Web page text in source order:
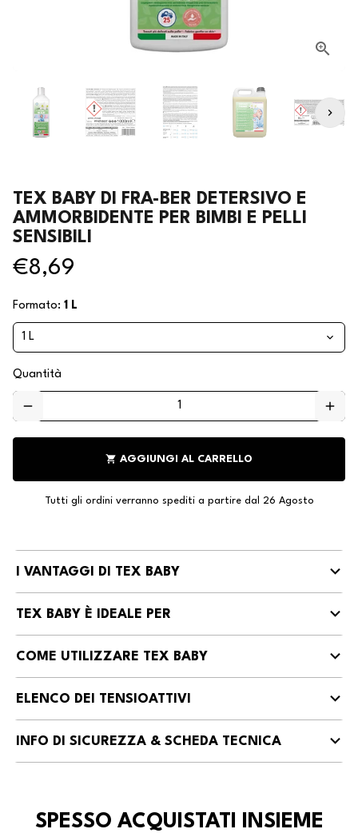
TEX BABY DI FRA-BER DETERSIVO E
AMMORBIDENTE PER BIMBI E PELLI
SENSIBILI
€8,69
Formato: 1 L
Quantità
remove add
shopping_cart AGGIUNGI AL CARRELLO
Tutti gli ordini verranno spediti a partire dal 26 Agosto
I VANTAGGI DI TEX BABY
TEX BABY È IDEALE PER
COME UTILIZZARE TEX BABY
ELENCO DEI TENSIOATTIVI
INFO DI SICUREZZA & SCHEDA TECNICA
SPESSO ACQUISTATI INSIEME